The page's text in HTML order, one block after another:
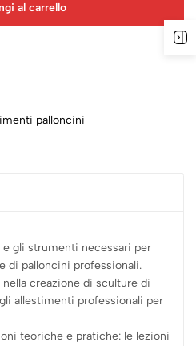
al carrello
palloncini
gli strumenti necessari per
di palloncini professionali.
creazione di sculture di
allestimenti professionali per
teoriche e pratiche: le lezioni